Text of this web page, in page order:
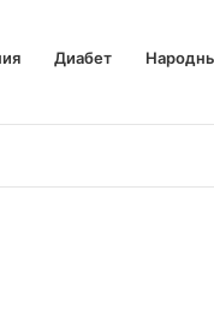
Диабет